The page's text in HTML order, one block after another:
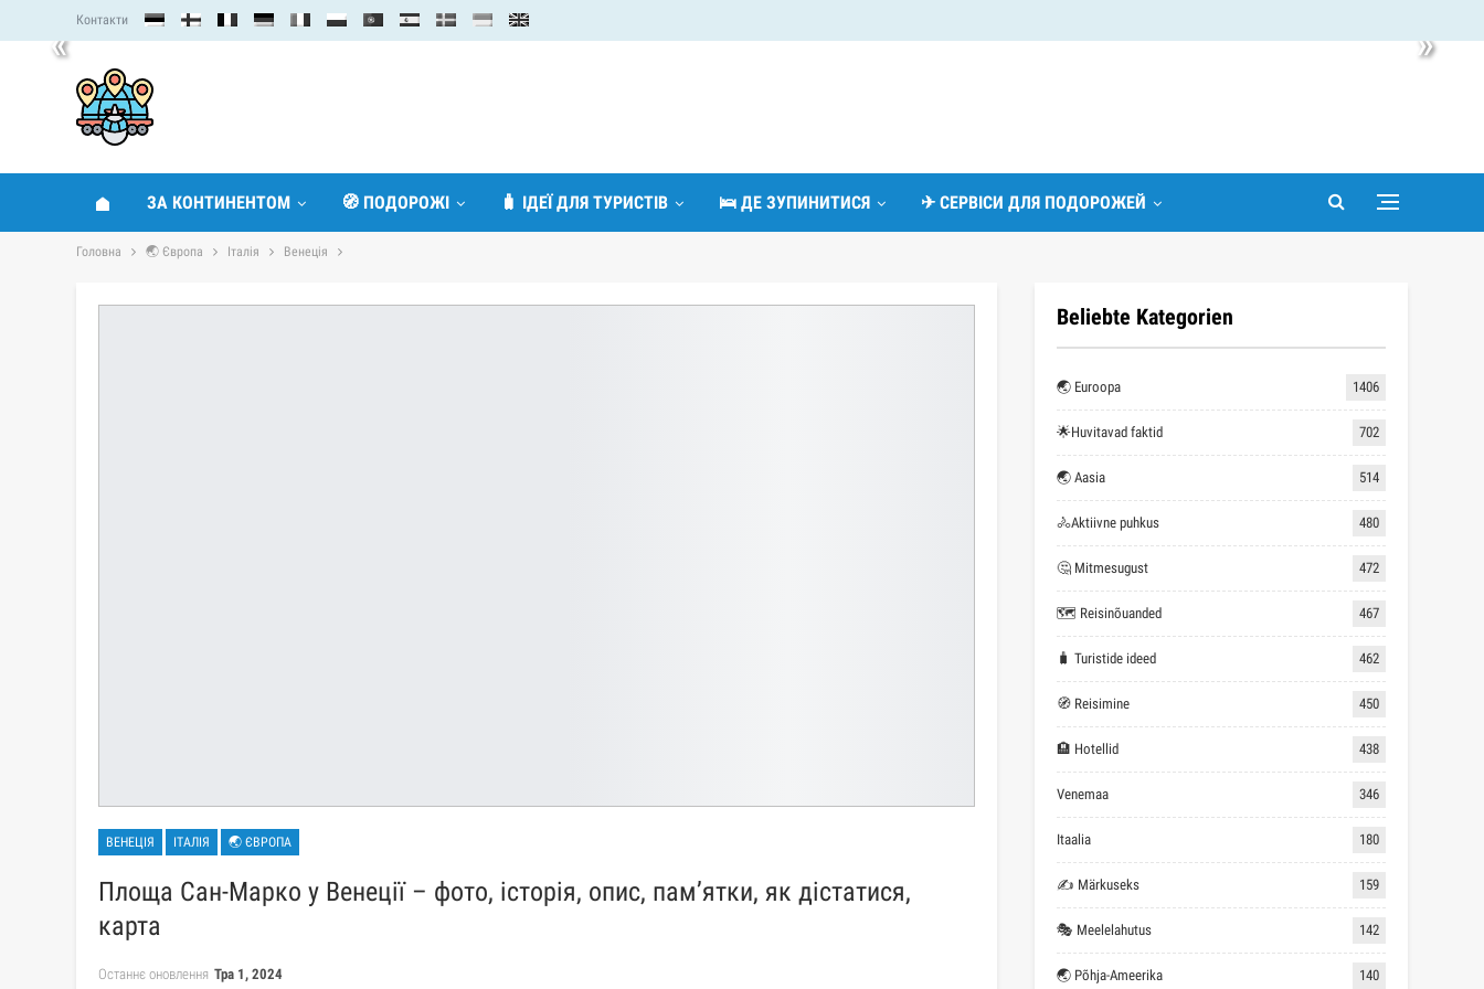
« »
Контакти
ЗА КОНТИНЕНТОМ 🧭 ПОДОРОЖІ 🧳 ІДЕЇ ДЛЯ ТУРИСТІВ 🛌 ДЕ ЗУПИНИТИСЯ ✈ СЕРВІСИ ДЛЯ ПОДОРОЖЕЙ
Головна 🌏 Європа Італія Венеція
ВЕНЕЦІЯ ІТАЛІЯ 🌏 ЄВРОПА
Площа Сан-Марко у Венеції – фото, історія, опис, пам’ятки, як дістатися,
карта
Останнє оновлення Тра 1, 2024
Beliebte Kategorien
🌏 Euroopa 1406
🌟Huvitavad faktid 702
🌏 Aasia 514
🚴Aktiivne puhkus 480
🤔 Mitmesugust 472
🗺 Reisinõuanded 467
🧳 Turistide ideed 462
🧭 Reisimine 450
🏨 Hotellid 438
Venemaa 346
Itaalia 180
✍ Märkuseks 159
🎭 Meelelahutus 142
🌏 Põhja-Ameerika 140